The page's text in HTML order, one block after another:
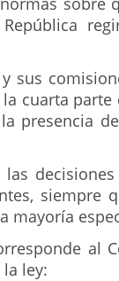
sus
cuarta
presencia
siempre
mayoría
al
ley: